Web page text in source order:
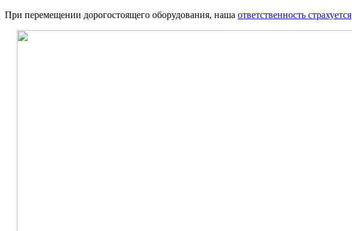
При перемещении дорогостоящего оборудования, наша ответственность страхуется